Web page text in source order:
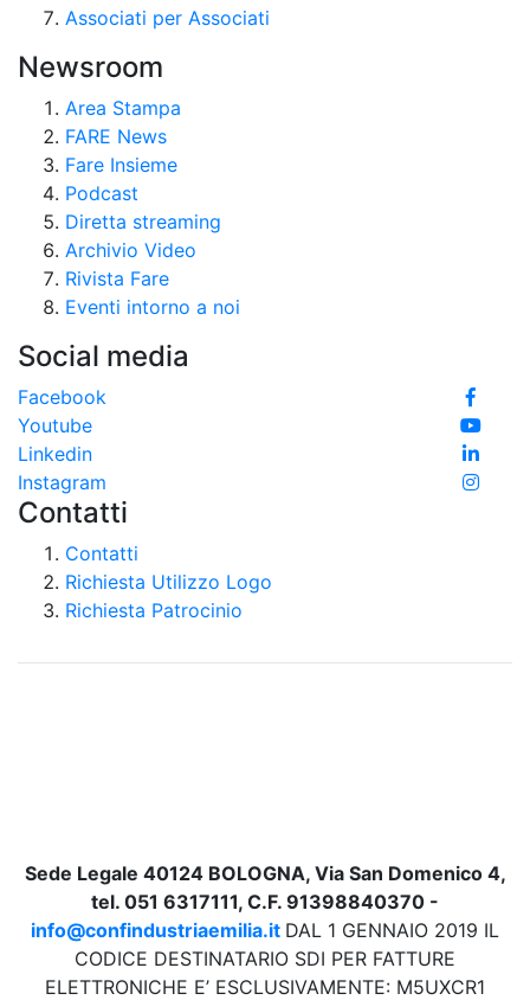
Associati per Associati
Newsroom
Area Stampa
FARE News
Fare Insieme
Podcast
Diretta streaming
Archivio Video
Rivista Fare
Eventi intorno a noi
Social media
Facebook
Youtube
Linkedin
Instagram
Contatti
Contatti
Richiesta Utilizzo Logo
Richiesta Patrocinio
Sede Legale 40124 BOLOGNA, Via San Domenico 4,
tel. 051 6317111, C.F. 91398840370 -
info@confindustriaemilia.it DAL 1 GENNAIO 2019 IL
CODICE DESTINATARIO SDI PER FATTURE
ELETTRONICHE E’ ESCLUSIVAMENTE: M5UXCR1